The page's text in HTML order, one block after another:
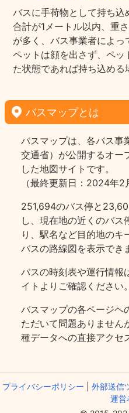
バスに手荷物として持ち
合計が1メートル以内、重
が多く、バス事業者によっ
ペットは顔を出さず、ペッ
た状態であれば持ち込める
バスマップとは
バスマップは、各バス事
交通省）が公開するオー
した地図サイトです。
（最終更新日：2024年2
251,694のバス停と
し、現在地の近くのバス
り、駅名など目的地のキ
バスの路線図を表示でき
バスの時刻表や運行情報
イトよりご確認ください。
バスマップの各ページヘ
ただいて問題ありません
種データへの直接アクセ
プライバシーポリシー 外部送信
運営